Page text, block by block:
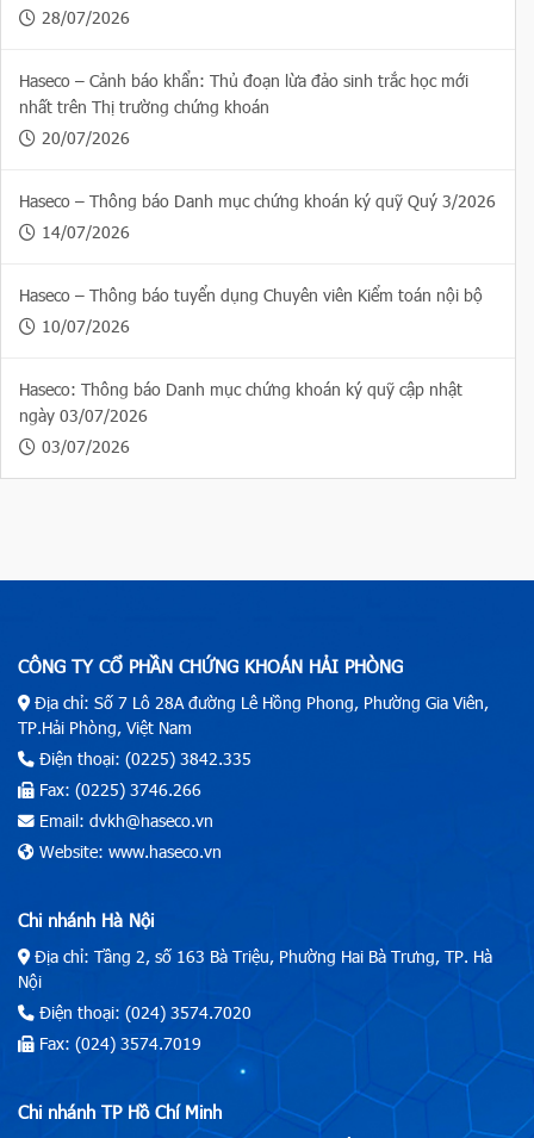
28/07/2026
Haseco – Cảnh báo khẩn: Thủ đoạn lừa đảo sinh trắc học mới
nhất trên Thị trường chứng khoán
20/07/2026
Haseco – Thông báo Danh mục chứng khoán ký quỹ Quý 3/2026
14/07/2026
Haseco – Thông báo tuyển dụng Chuyên viên Kiểm toán nội bộ
10/07/2026
Haseco: Thông báo Danh mục chứng khoán ký quỹ cập nhật
ngày 03/07/2026
03/07/2026
CÔNG TY CỔ PHẦN CHỨNG KHOÁN HẢI PHÒNG
Địa chỉ: Số 7 Lô 28A đường Lê Hồng Phong, Phường Gia Viên,
TP.Hải Phòng, Việt Nam
Điện thoại: (0225) 3842.335
Fax: (0225) 3746.266
Email: dvkh@haseco.vn
Website: www.haseco.vn
Chi nhánh Hà Nội
Địa chỉ: Tầng 2, số 163 Bà Triệu, Phường Hai Bà Trưng, TP. Hà
Nội
Điện thoại: (024) 3574.7020
Fax: (024) 3574.7019
Chi nhánh TP Hồ Chí Minh